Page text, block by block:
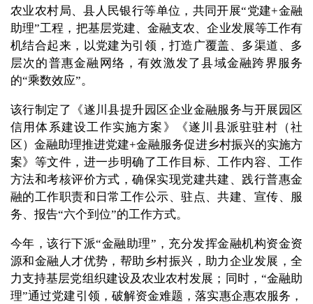
农业农村局、县人民银行等单位，共同开展“党建+金融
助理”工程，把基层党建、金融支农、企业发展等工作有
机结合起来，以党建为引领，打造广覆盖、多渠道、多
层次的普惠金融网络，有效激发了县域金融跨界服务
的“乘数效应”。
该行制定了《遂川县提升园区企业金融服务与开展园区
信用体系建设工作实施方案》《遂川县派驻驻村（社
区）金融助理推进党建+金融服务促进乡村振兴的实施方
案》等文件，进一步明确了工作目标、工作内容、工作
方法和考核评价方式，确保实现党建共建、践行普惠金
融的工作职责和日常工作公示、驻点、共建、宣传、服
务、报告“六个到位”的工作方式。
今年，该行下派“金融助理”，充分发挥金融机构资金资
源和金融人才优势，帮助乡村振兴，助力企业发展，全
力支持基层党组织建设及农业农村发展；同时，“金融助
理”通过党建引领，破解资金难题，落实惠企惠农服务，